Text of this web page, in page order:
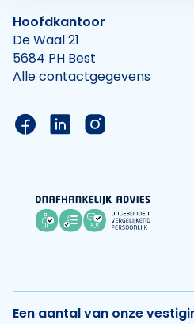
Hoofdkantoor
De Waal 21
5684 PH Best
Alle contactgegevens
Link naar de Facebook
Link naar de
Link naar de
Een aantal van onze